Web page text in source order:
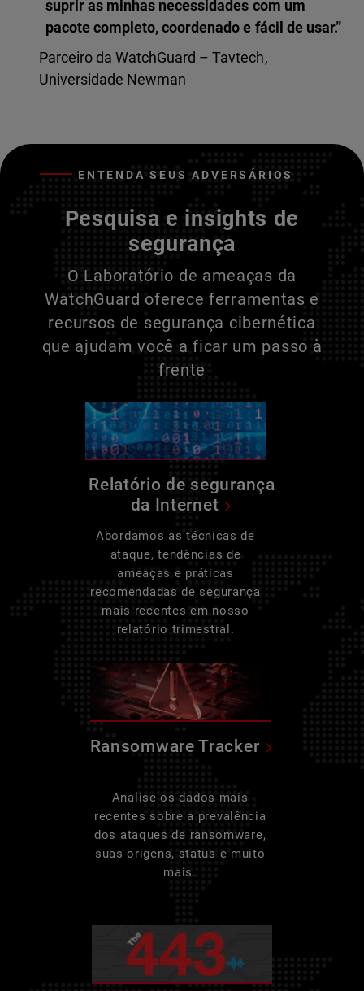
suprir as minhas necessidades com um
pacote completo, coordenado e fácil de usar.”
Parceiro da WatchGuard – Tavtech,
Universidade Newman
ENTENDA SEUS ADVERSÁRIOS
Pesquisa e insights de
segurança
O Laboratório de ameaças da
WatchGuard oferece ferramentas e
recursos de segurança cibernética
que ajudam você a ficar um passo à
frente
Relatório de segurança
da Internet
Abordamos as técnicas de
ataque, tendências de
ameaças e práticas
recomendadas de segurança
mais recentes em nosso
relatório trimestral.
Ransomware Tracker
Analise os dados mais
recentes sobre a prevalência
dos ataques de ransomware,
suas origens, status e muito
mais.